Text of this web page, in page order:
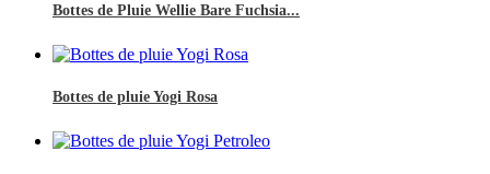
Bottes de Pluie Wellie Bare Fuchsia...
Bottes de pluie Yogi Rosa